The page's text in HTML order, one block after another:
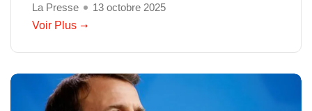
La Presse
13 octobre 2025
Voir Plus